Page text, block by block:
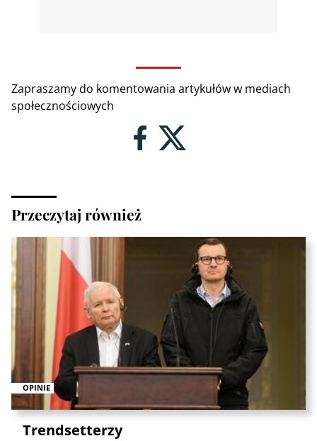
Zapraszamy do komentowania artykułów w mediach
społecznościowych
Przeczytaj również
OPINIE
Trendsetterzy